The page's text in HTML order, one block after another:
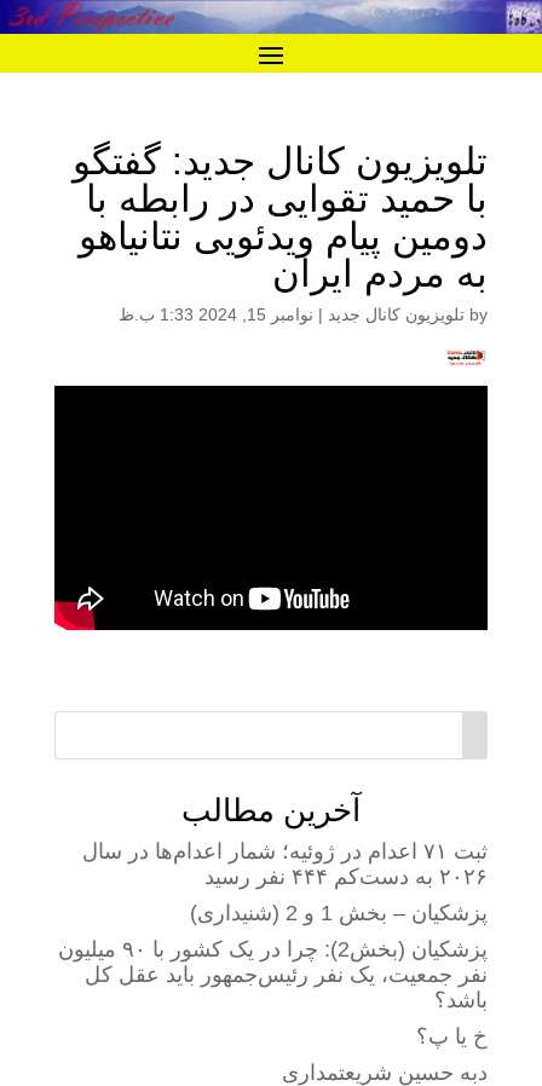
تلویزیون کانال جدید: گفتگو
با حمید تقوایی در رابطه با
دومین پیام ویدئویی نتانیاهو
به مردم ایران
by تلویزیون کانال جدید | نوامبر 15, 2024 1:33 ب.ظ
آخرین مطالب
ثبت ۷۱ اعدام در ژوئیه؛ شمار اعدام‌ها در سال
۲۰۲۶ به دست‌کم ۴۴۴ نفر رسید
پزشکیان – بخش 1 و 2 (شنیداری)
پزشکیان (بخش2): چرا در یک کشور با ۹۰ میلیون
نفر جمعیت، یک نفر رئیس‌جمهور باید عقل کل
باشد؟
خ یا پ؟
دبه حسین شریعتمداری